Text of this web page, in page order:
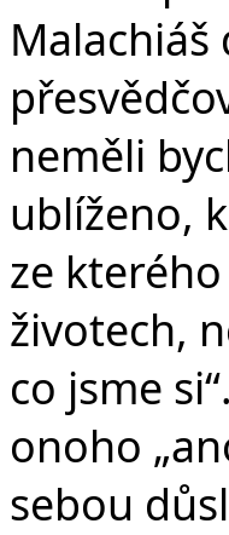
neměli
ublíženo,
ze
životech,
co jsme
onoho
sebou